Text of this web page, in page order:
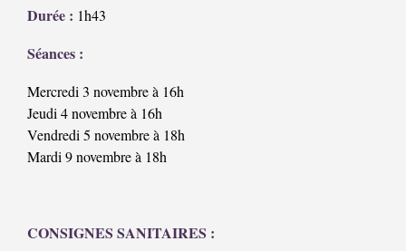
Durée : 1h43
Séances :
Mercredi 3 novembre à 16h
Jeudi 4 novembre à 16h
Vendredi 5 novembre à 18h
Mardi 9 novembre à 18h
CONSIGNES SANITAIRES :